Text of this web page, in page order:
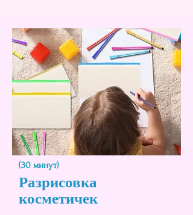
(30 минут)
Разрисовка
косметичек